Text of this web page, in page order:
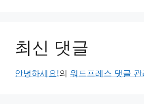
최신 댓글
안녕하세요!의 워드프레스 댓글 관